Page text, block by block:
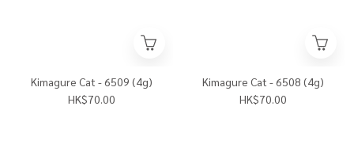
Kimagure Cat - 6509 (4g)
HK$70.00
Kimagure Cat - 6508 (4g)
HK$70.00